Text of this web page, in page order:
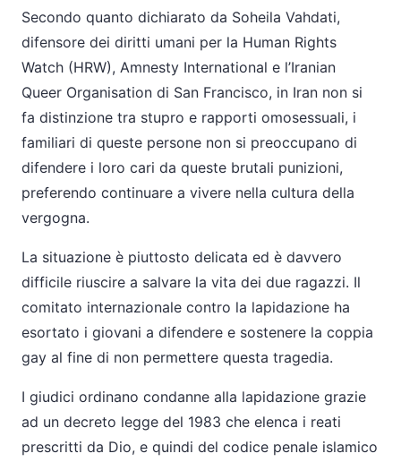
Secondo quanto dichiarato da Soheila Vahdati,
difensore dei diritti umani per la Human Rights
Watch (HRW), Amnesty International e l’Iranian
Queer Organisation di San Francisco, in Iran non si
fa distinzione tra stupro e rapporti omosessuali, i
familiari di queste persone non si preoccupano di
difendere i loro cari da queste brutali punizioni,
preferendo continuare a vivere nella cultura della
vergogna.
La situazione è piuttosto delicata ed è davvero
difficile riuscire a salvare la vita dei due ragazzi. Il
comitato internazionale contro la lapidazione ha
esortato i giovani a difendere e sostenere la coppia
gay al fine di non permettere questa tragedia.
I giudici ordinano condanne alla lapidazione grazie
ad un decreto legge del 1983 che elenca i reati
prescritti da Dio, e quindi del codice penale islamico